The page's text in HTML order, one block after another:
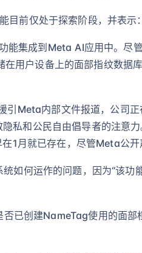
前仅处于探索阶段，并表示
集成到Meta AI应用中。尽
用户设备上的面部指纹数据
Meta内部文件报道，公司
私和公民自由倡导者的注意
1月就已存在，尽管Meta公开
如何运作的问题，因为“该
已创建NameTag使用的面